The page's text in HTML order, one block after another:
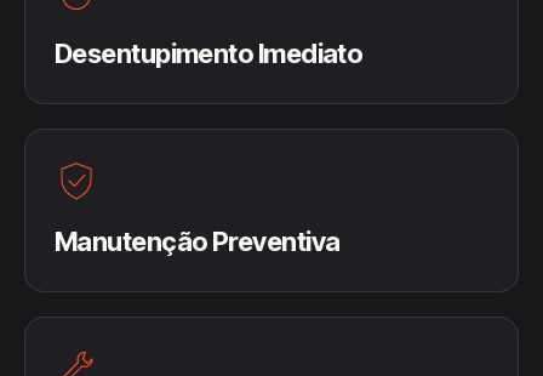
Desentupimento Imediato
Manutenção Preventiva